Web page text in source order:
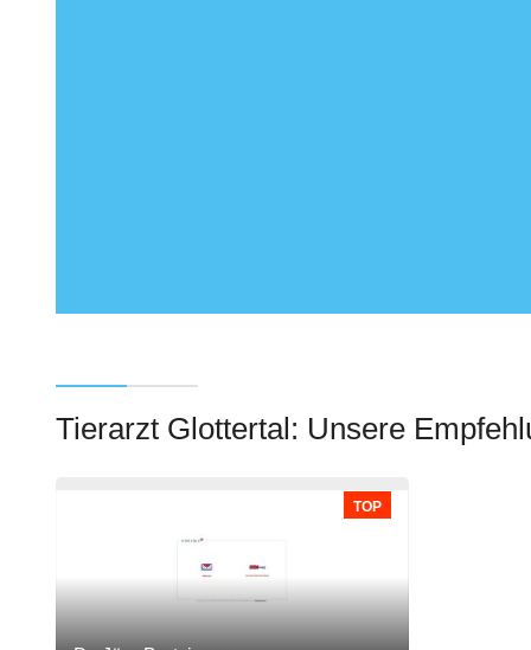
Tierarzt Glottertal: Unsere
TOP